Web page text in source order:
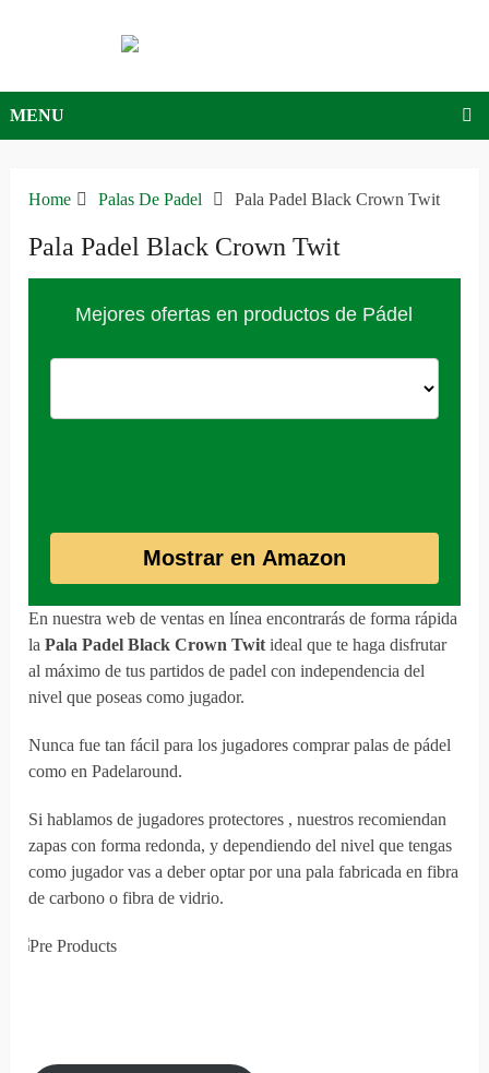
MENU
Home Palas De Padel Pala Padel Black Crown Twit
Pala Padel Black Crown Twit
Mejores ofertas en productos de Pádel
Mostrar en Amazon
En nuestra web de ventas en línea encontrarás de forma rápida
laPala Padel Black Crown Twit ideal que te haga disfrutar
al máximo de tus partidos de padel con independencia del
nivel que poseas como jugador.
Nunca fue tan fácil para los jugadores comprar palas de pádel
como en Padelaround.
Si hablamos de jugadores protectores , nuestros recomiendan
zapas con forma redonda, y dependiendo del nivel que tengas
como jugador vas a deber optar por una pala fabricada en fibra
de carbono o fibra de vidrio.